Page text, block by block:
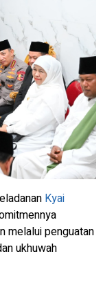
Kyai
melalui penguatan
ukhuwah